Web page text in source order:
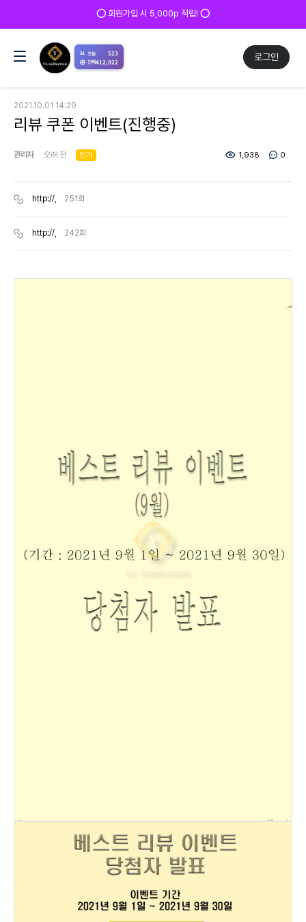
⭕ 회원가입 시 5,000p 적립! ⭕
로그인
📊 오늘 523
전체412,022
2021.10.01 14:29
리뷰 쿠폰 이벤트(진행중)
관리자 오래 전 인기 1,938 0
http://, 251회
http://, 242회